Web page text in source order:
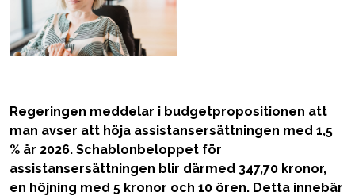
Regeringen meddelar i budgetpropositionen att
man avser att höja assistansersättningen med 1,5
% år 2026. Schablonbeloppet för
assistansersättningen blir därmed 347,70 kronor,
en höjning med 5 kronor och 10 ören. Detta innebär